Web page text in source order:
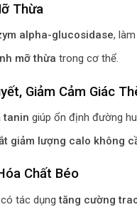
Thừa
alpha-glucosidase,
mỡ thừa trong cơ thể.
Giảm Cảm Giác
tanin giúp ổn định đường
giảm lượng calo không
Chất Béo
tác dụngtăng cường